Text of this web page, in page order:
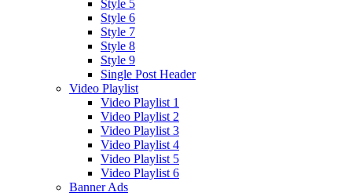
Style 5
Style 6
Style 7
Style 8
Style 9
Single Post Header
Video Playlist
Video Playlist 1
Video Playlist 2
Video Playlist 3
Video Playlist 4
Video Playlist 5
Video Playlist 6
Banner Ads